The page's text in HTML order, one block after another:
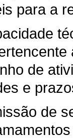
para a
de
e
de